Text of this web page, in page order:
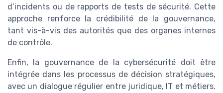
d’incidents ou de rapports de tests de sécurité. Cette
approche renforce la crédibilité de la gouvernance,
tant vis-à-vis des autorités que des organes internes
de contrôle.
Enfin, la gouvernance de la cybersécurité doit être
intégrée dans les processus de décision stratégiques,
avec un dialogue régulier entre juridique, IT et métiers.